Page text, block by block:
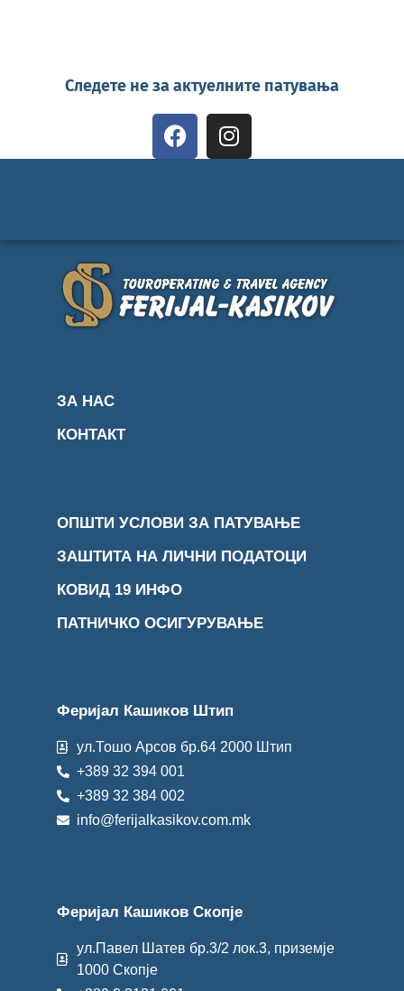
Следете не за актуелните патувања
ЗА НАС
КОНТАКТ
ОПШТИ УСЛОВИ ЗА ПАТУВАЊЕ
ЗАШТИТА НА ЛИЧНИ ПОДАТОЦИ
КОВИД 19 ИНФО
ПАТНИЧКО ОСИГУРУВАЊЕ
Феријал Кашиков Штип
ул.Тошо Арсов бр.64 2000 Штип
+389 32 394 001
+389 32 384 002
info@ferijalkasikov.com.mk
Феријал Кашиков Скопје
ул.Павел Шатев бр.3/2 лок.3, приземје
1000 Скопје